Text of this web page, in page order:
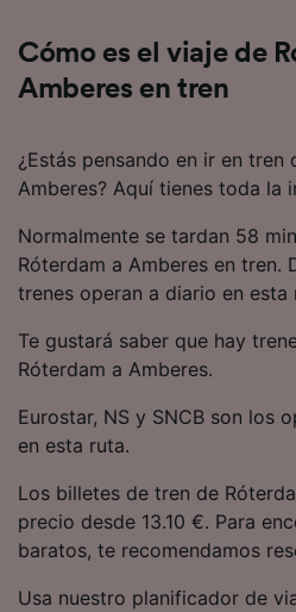
Cómo es el viaje de
Amberes en tren
¿Estás pensando en ir en tren
Amberes? Aquí tienes toda la
Normalmente se tardan 58
Róterdam a Amberes en tren.
trenes operan a diario en esta
Te gustará saber que hay
Róterdam a Amberes.
Eurostar, NS y SNCB son los
en esta ruta.
Los billetes de tren de
precio desde 13.10 €. Para
baratos, te recomendamos
Usa nuestro planificador de